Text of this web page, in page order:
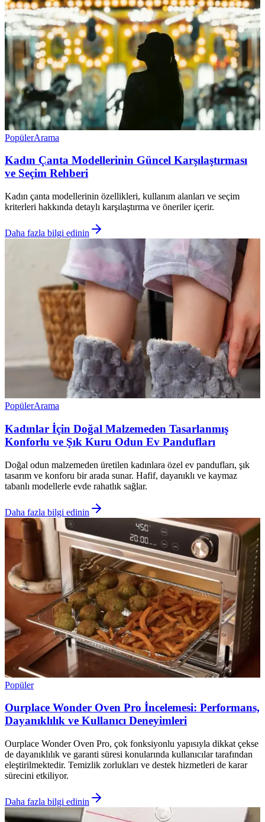
PopülerArama
Kadın Çanta Modellerinin Güncel Karşılaştırması
ve Seçim Rehberi
Kadın çanta modellerinin özellikleri, kullanım alanları ve seçim
kriterleri hakkında detaylı karşılaştırma ve öneriler içerir.
Daha fazla bilgi edinin
PopülerArama
Kadınlar İçin Doğal Malzemeden Tasarlanmış
Konforlu ve Şık Kuru Odun Ev Pandufları
Doğal odun malzemeden üretilen kadınlara özel ev pandufları, şık
tasarım ve konforu bir arada sunar. Hafif, dayanıklı ve kaymaz
tabanlı modellerle evde rahatlık sağlar.
Daha fazla bilgi edinin
Popüler
Ourplace Wonder Oven Pro İncelemesi: Performans,
Dayanıklılık ve Kullanıcı Deneyimleri
Ourplace Wonder Oven Pro, çok fonksiyonlu yapısıyla dikkat çekse
de dayanıklılık ve garanti süresi konularında kullanıcılar tarafından
eleştirilmektedir. Temizlik zorlukları ve destek hizmetleri de karar
sürecini etkiliyor.
Daha fazla bilgi edinin